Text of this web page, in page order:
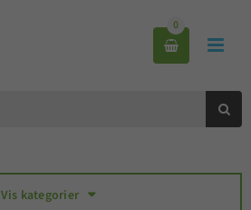


0

Vis kategorier 